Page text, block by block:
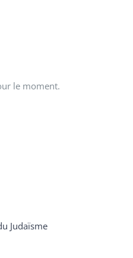
le moment.
Judaïsme